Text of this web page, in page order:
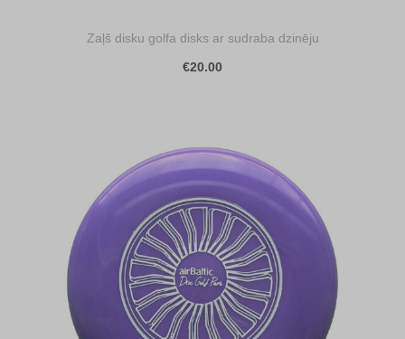
Zaļš disku golfa disks ar sudraba dzinēju
€20.00